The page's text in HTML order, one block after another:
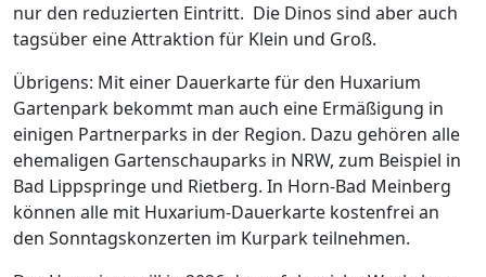
nur den reduzierten Eintritt. Die Dinos sind aber auch
tagsüber eine Attraktion für Klein und Groß.
Übrigens: Mit einer Dauerkarte für den Huxarium
Gartenpark bekommt man auch eine Ermäßigung in
einigen Partnerparks in der Region. Dazu gehören alle
ehemaligen Gartenschauparks in NRW, zum Beispiel in
Bad Lippspringe und Rietberg. In Horn-Bad Meinberg
können alle mit Huxarium-Dauerkarte kostenfrei an
den Sonntagskonzerten im Kurpark teilnehmen.